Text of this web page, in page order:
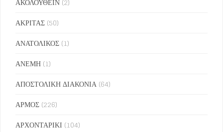
ΑΚΡΙΤΑΣ (50)
ΑΝΑΤΟΛΙΚΟΣ (1)
ΑΝΕΜΗ (1)
ΑΠΟΣΤΟΛΙΚΗ ΔΙΑΚΟΝΙΑ (64)
ΑΡΜΟΣ (226)
ΑΡΧΟΝΤΑΡΙΚΙ (104)